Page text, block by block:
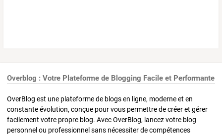
Overblog : Votre Plateforme de Blogging Facile et Performante
OverBlog est une plateforme de blogs en ligne, moderne et en
constante évolution, conçue pour vous permettre de créer et gérer
facilement votre propre blog. Avec OverBlog, lancez votre blog
personnel ou professionnel sans nécessiter de compétences